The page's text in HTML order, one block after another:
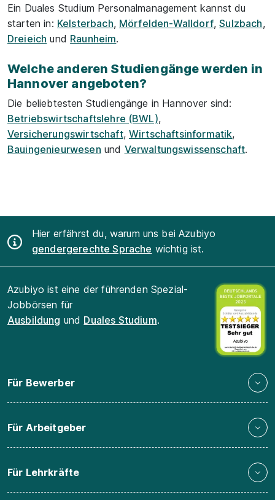
Ein Duales Studium Personalmanagement kannst du
starten in: Kelsterbach, Mörfelden-Walldorf,Sulzbach,
Dreieich und Raunheim.
Welche anderen Studiengänge werden in
Hannover angeboten?
Die beliebtesten Studiengänge in Hannover sind:
Betriebswirtschaftslehre (BWL),
Versicherungswirtschaft,Wirtschaftsinformatik,
Bauingenieurwesen und Verwaltungswissenschaft.
Hier erfährst du, warum uns bei Azubiyo
gendergerechte Sprache wichtig ist.
Azubiyo ist eine der führenden Spezial-
Jobbörsen für
Ausbildung und Duales Studium.
Für Bewerber
Für Arbeitgeber
Für Lehrkräfte